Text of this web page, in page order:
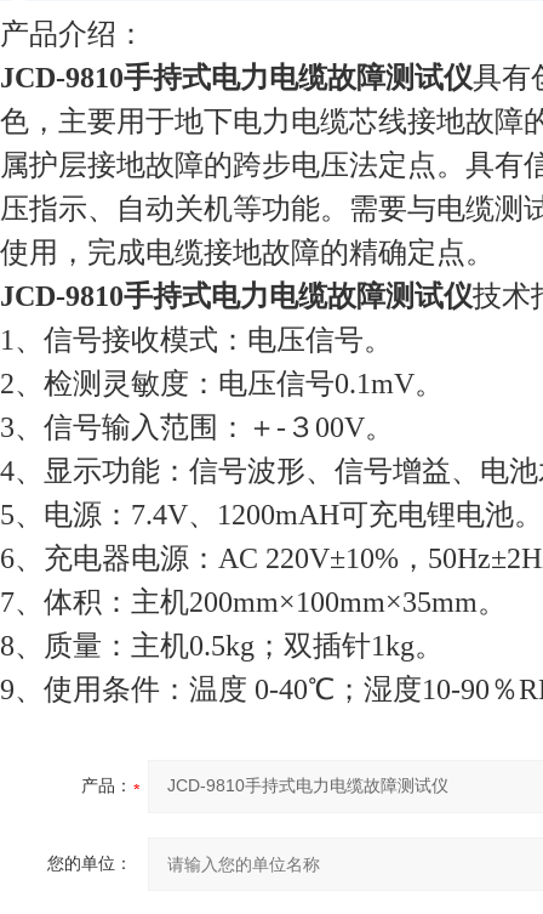
产品介绍：
JCD-9810手持式电力电缆故障测试仪具有
色，主要用于地下电力电缆芯线接地故障
属护层接地故障的跨步电压法定点。具有
压指示、自动关机等功能。需要与电缆测
使用，完成电缆接地故障的精确定点。
JCD-9810手持式电力电缆故障测试仪技术
1、信号接收模式：电压信号。
2、检测灵敏度：电压信号0.1mV。
3、信号输入范围：＋-３00V。
4、显示功能：信号波形、信号增益、电
5、电源：7.4V、1200mAH可充电锂电池。
6、充电器电源：AC 220V±10%，
7、体积：主机200mm×100mm×35mm。
8、质量：主机0.5kg；双插针1kg。
9、使用条件：温度 0-40℃；湿度10-90％
产品：
您的单位：